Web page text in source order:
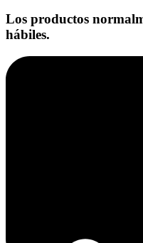
Los productos
hábiles.